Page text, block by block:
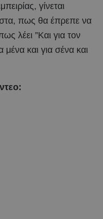
γίνεται
πως θα έπρεπε να
λέει ”Και για τον
μένα και για σένα και